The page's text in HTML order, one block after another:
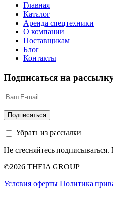
Главная
Каталог
Аренда спецтехники
О компании
Поставщикам
Блог
Контакты
Подписаться на
Убрать из рассылки
Не стесняйтесь
©2026 THEIA GROUP
Условия оферты Политика